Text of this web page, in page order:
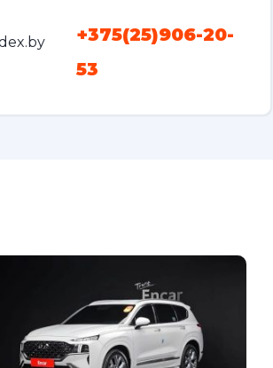
+375(25)906-20-
53